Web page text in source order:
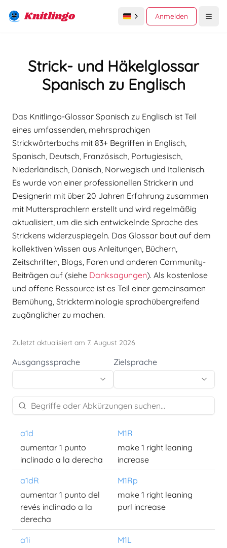
Knitlingo Anmelden
Strick- und Häkelglossar
Spanisch zu Englisch
Das Knitlingo-Glossar Spanisch zu Englisch ist Teil
eines umfassenden, mehrsprachigen
Strickwörterbuchs mit 83+ Begriffen in Englisch,
Spanisch, Deutsch, Französisch, Portugiesisch,
Niederländisch, Dänisch, Norwegisch und Italienisch.
Es wurde von einer professionellen Strickerin und
Designerin mit über 20 Jahren Erfahrung zusammen
mit Muttersprachlern erstellt und wird regelmäßig
aktualisiert, um die sich entwickelnde Sprache des
Strickens widerzuspiegeln. Das Glossar baut auf dem
kollektiven Wissen aus Anleitungen, Büchern,
Zeitschriften, Blogs, Foren und anderen Community-
Beiträgen auf (siehe Danksagungen). Als kostenlose
und offene Ressource ist es Teil einer gemeinsamen
Bemühung, Strickterminologie sprachübergreifend
zugänglicher zu machen.
Zuletzt aktualisiert am 7. August 2026
Ausgangssprache Zielsprache
a1d
M1R
aumentar 1 punto
inclinado a la derecha
make 1 right leaning
increase
a1dR
M1Rp
aumentar 1 punto del
revés inclinado a la
derecha
make 1 right leaning
purl increase
a1i
M1L